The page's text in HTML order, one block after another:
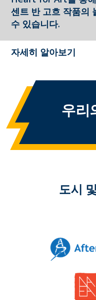
센트 반 고흐 작품의
수 있습니다.
자세히 알아보기
우리
도시